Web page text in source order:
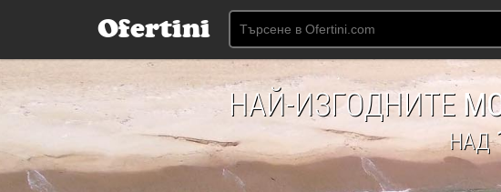
Ofertini
НАЙ-ИЗГОДНИТЕ
НАД